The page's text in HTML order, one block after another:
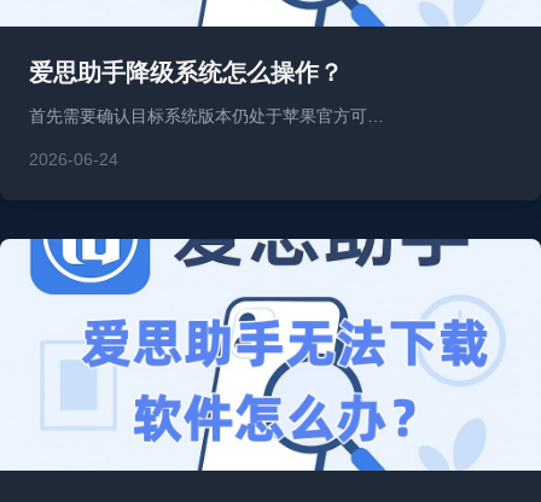
爱思助手降级系统怎么操作？
首先需要确认目标系统版本仍处于苹果官方可…
2026-06-24